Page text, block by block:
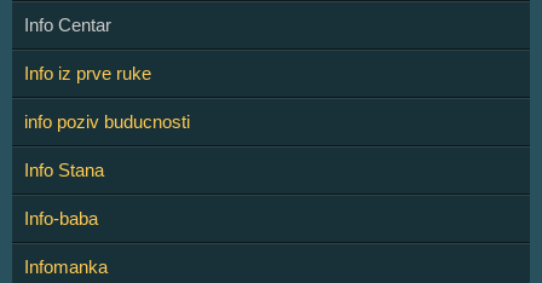
Info Centar
Info iz prve ruke
info poziv buducnosti
Info Stana
Info-baba
Infomanka